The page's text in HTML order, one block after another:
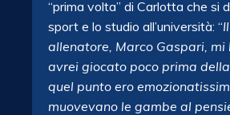
“prima volta” di Carlotta che si
sport e lo studio all’università: “
allenatore, Marco Gaspari, mi
avrei giocato poco prima
quel punto ero
muovevano le gambe al